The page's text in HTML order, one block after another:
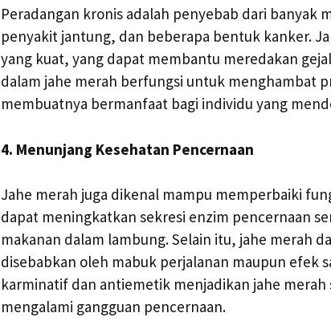
Peradangan kronis adalah penyebab dari banyak
penyakit jantung, dan beberapa bentuk kanker.
yang kuat, yang dapat membantu meredakan
dalam jahe merah berfungsi untuk menghambat
membuatnya bermanfaat bagi individu yang
4. Menunjang Kesehatan Pencernaan
Jahe merah juga dikenal mampu memperbaiki
dapat meningkatkan sekresi enzim pencernaan
makanan dalam lambung. Selain itu, jahe merah
disebabkan oleh mabuk perjalanan maupun efek
karminatif dan antiemetik menjadikan jahe
mengalami gangguan pencernaan.